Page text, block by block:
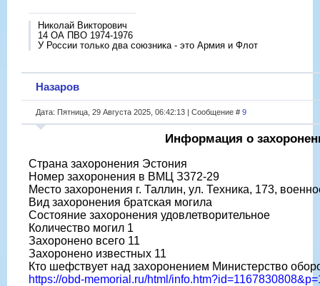
Николай Викторович
14 ОА ПВО 1974-1976
У России только два союзника - это Армия и Флот
Назаров
Дата: Пятница, 29 Августа 2025, 06:42:13 | Сообщение # 9
Информация о
Страна захоронения Эстония
Номер захоронения в ВМЦ З372-29
Место захоронения г. Таллин, ул. Техника, 173,
Вид захоронения братская могила
Состояние захоронения удовлетворительное
Количество могил 1
Захоронено всего 11
Захоронено известных 11
Кто шефствует над захоронением Министерство
https://obd-memorial.ru/html/